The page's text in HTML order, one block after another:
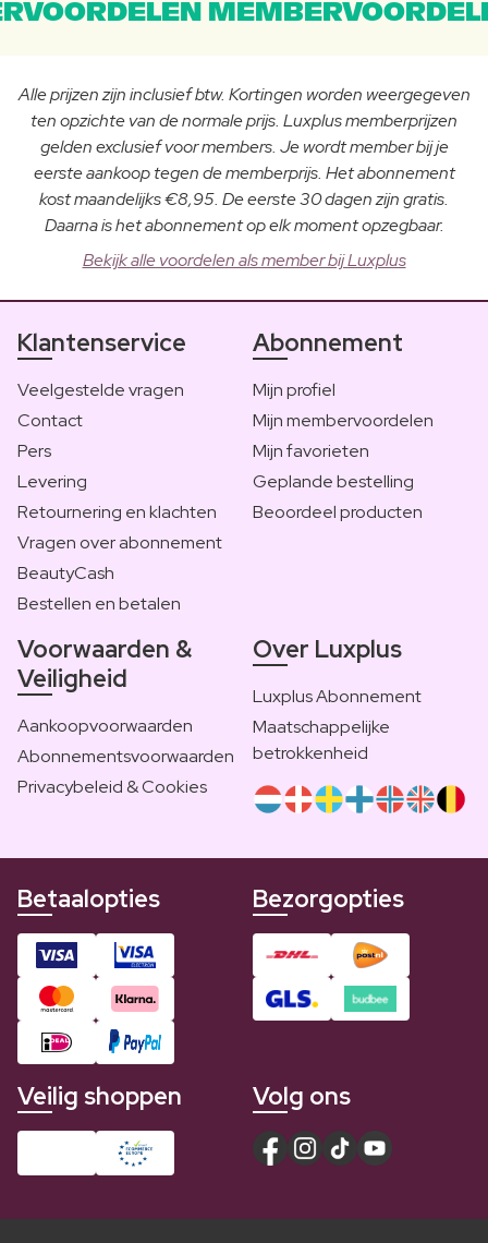
Alle prijzen zijn inclusief btw. Kortingen worden weergegeven
ten opzichte van de normale prijs. Luxplus memberprijzen
gelden exclusief voor members. Je wordt member bij je
eerste aankoop tegen de memberprijs. Het abonnement
kost maandelijks €8,95. De eerste 30 dagen zijn gratis.
Daarna is het abonnement op elk moment opzegbaar.
Bekijk alle voordelen als member bij Luxplus
Klantenservice
Veelgestelde vragen
Contact
Pers
Levering
Retournering en klachten
Vragen over abonnement
BeautyCash
Bestellen en betalen
Abonnement
Mijn profiel
Mijn membervoordelen
Mijn favorieten
Geplande bestelling
Beoordeel producten
Voorwaarden &
Veiligheid
Aankoopvoorwaarden
Abonnementsvoorwaarden
Privacybeleid & Cookies
Over Luxplus
Luxplus Abonnement
Maatschappelijke
betrokkenheid
Betaalopties Bezorgopties
Veilig shoppen Volg ons